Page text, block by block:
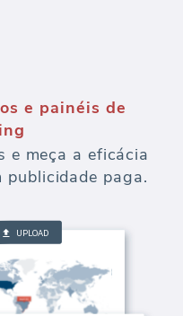
e painéis de
e meça a eficácia
publicidade paga.